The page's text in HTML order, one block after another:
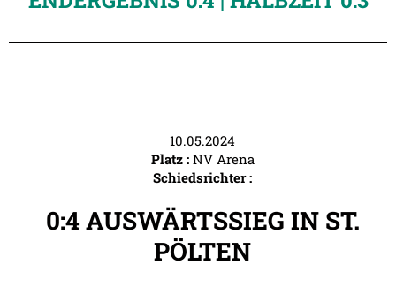
10.05.2024
Platz : NV Arena
Schiedsrichter :
0:4 AUSWÄRTSSIEG IN ST.
PÖLTEN